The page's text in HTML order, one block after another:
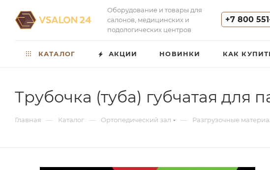
Оборудование и товары для
салонов, медицинских и
подологических центров
+7 800
КАТАЛОГ АКЦИИ НОВИНКИ КАК
Трубочка (туба) губчатая для
Главная — Каталог — Ортопедический зал — Разгрузочные